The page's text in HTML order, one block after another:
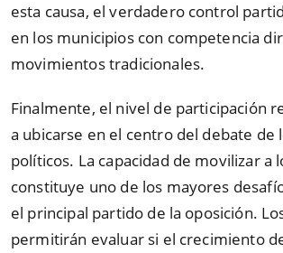
esta causa, el verdadero control
en los municipios con competencia
movimientos tradicionales.
Finalmente, el nivel de participación
a ubicarse en el centro del debate de
políticos. La capacidad de movilizar a
constituye uno de los mayores
el principal partido de la oposición.
permitirán evaluar si el crecimiento